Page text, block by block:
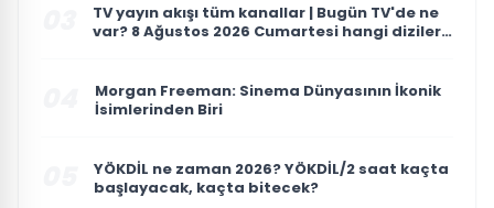
TV yayın akışı tüm kanallar | Bugün TV'de ne
var? 8 Ağustos 2026 Cumartesi hangi diziler
Morgan Freeman: Sinema Dünyasının İkonik
İsimlerinden Biri
YÖKDİL ne zaman 2026? YÖKDİL/2 saat kaçta
başlayacak, kaçta bitecek?